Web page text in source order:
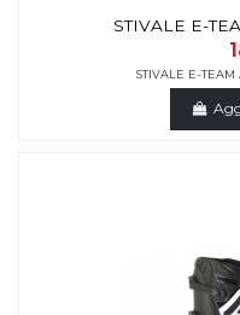
STIVALE E-
STIVALE E-TEAM